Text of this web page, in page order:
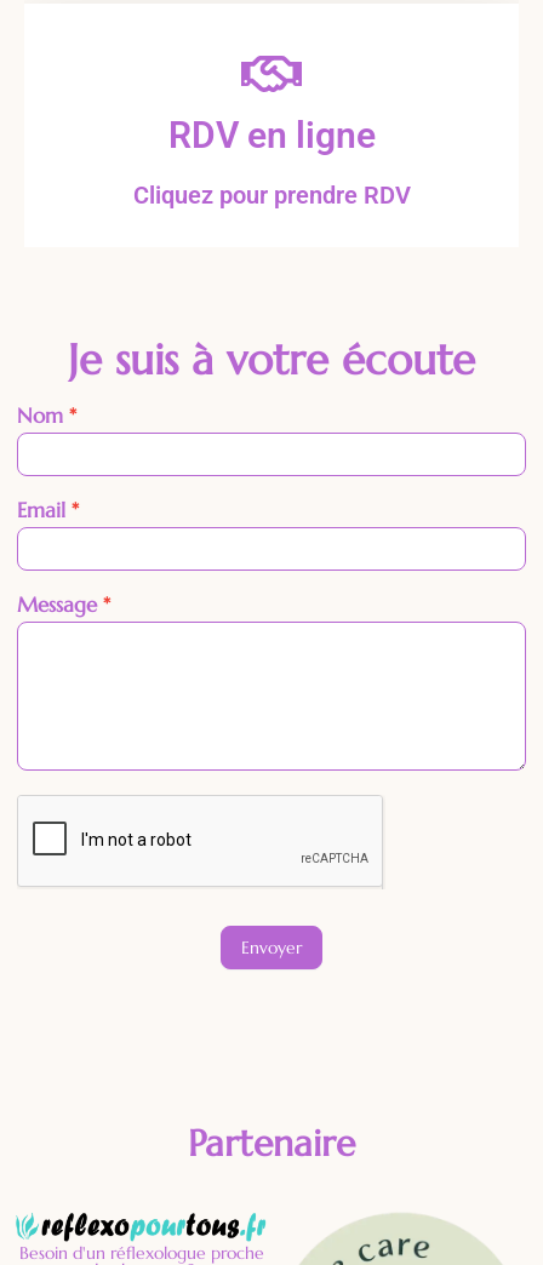
RDV en ligne
Cliquez pour prendre RDV
Je suis à votre écoute
Contact
Nom *
Email *
Message*
Envoyer
Partenaire
Besoin d'un réflexologue proche